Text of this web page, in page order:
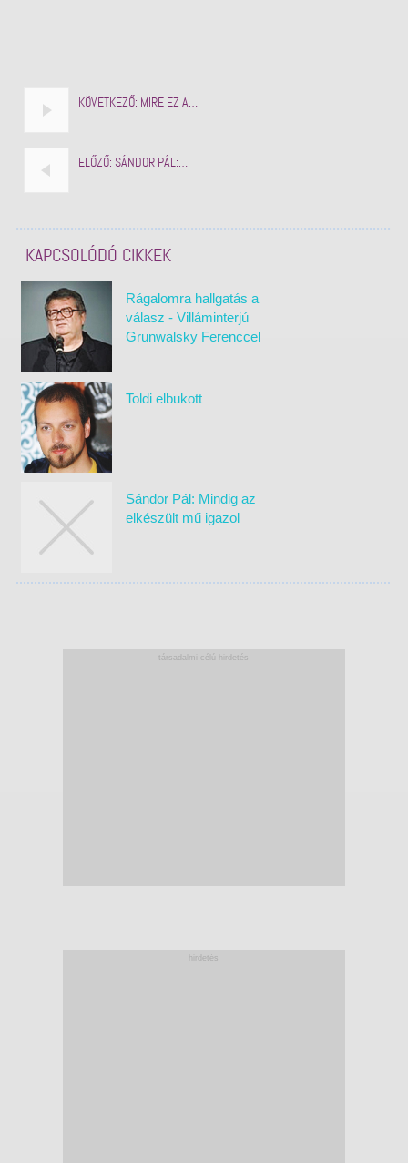
KÖVETKEZŐ: MIRE EZ A…
ELŐZŐ: SÁNDOR PÁL:…
KAPCSOLÓDÓ CIKKEK
Rágalomra hallgatás a
válasz - Villáminterjú
Grunwalsky Ferenccel
Toldi elbukott
Sándor Pál: Mindig az
elkészült mű igazol
társadalmi célú hirdetés
hirdetés